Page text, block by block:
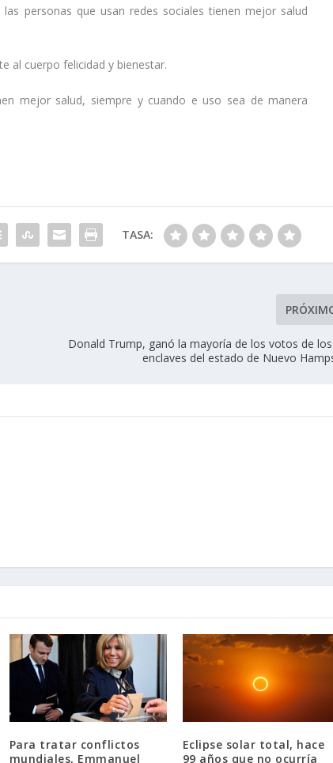
personas que usan redes sociales tienen mejor salud
al cuerpo felicidad y bienestar.
mejor salud, siempre y cuando e uso sea de manera
TASA:
Donald Trump, ganó la mayoría de los votos de
enclaves del estado de Nuevo
Para tratar conflictos
mundiales, Emmanuel
Eclipse solar total, hace
99 años que no ocurría